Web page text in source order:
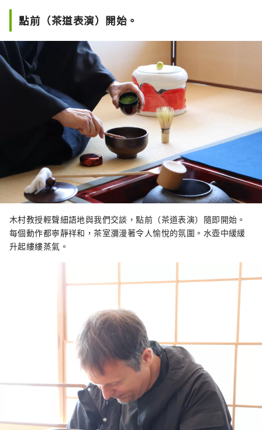
點前（茶道表演）開始。
木村教授輕聲細語地與我們交談，點前（茶道表演）隨即開始。
每個動作都寧靜祥和，茶室瀰漫著令人愉悅的氛圍。水壺中緩緩
升起縷縷蒸氣。